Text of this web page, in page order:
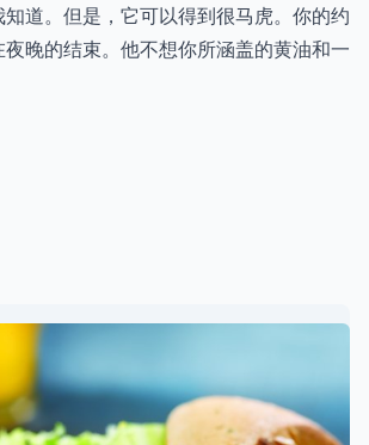
道。但是，它可以得到很马虎。你的约
晚的结束。他不想你所涵盖的黄油和一